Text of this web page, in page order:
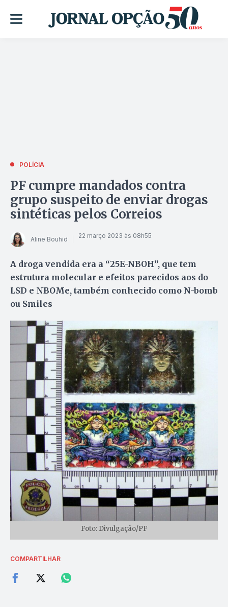
POLÍCIA
PF cumpre mandados contra
grupo suspeito de enviar drogas
sintéticas pelos Correios
Aline Bouhid 22 março 2023 às 08h55
A droga vendida era a “25E-NBOH”, que tem
estrutura molecular e efeitos parecidos aos do
LSD e NBOMe, também conhecido como N-bomb
ou Smiles
Foto: Divulgação/PF
COMPARTILHAR